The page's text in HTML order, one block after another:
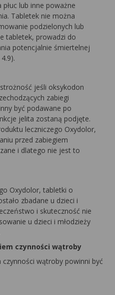
lub inne poważne
Tabletek nie można
podzielonych lub
tabletek, prowadzi do
potencjalnie śmiertelnej
jeśli oksykodon
zabiegi
być podawane po
jelita zostaną podjęte.
leczniczego Oxydolor,
przed zabiegiem
i dlatego nie jest to
Oxydolor, tabletki o
zbadane u dzieci i
i skuteczność nie
u dzieci i młodzieży
czynności wątroby
czynności wątroby powinni być